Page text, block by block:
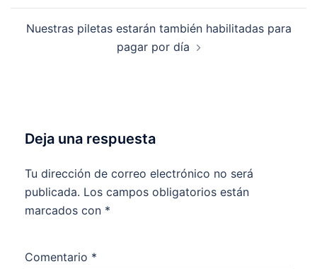
Nuestras piletas estarán también habilitadas para
pagar por día
Deja una respuesta
Tu dirección de correo electrónico no será
publicada. Los campos obligatorios están
marcados con *
Comentario *